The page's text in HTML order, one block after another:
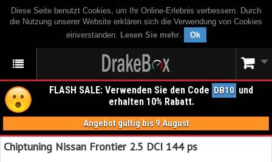
Diese Seite benutzt Cookies, um Ihr Online-Erlebnis verbessern. Durch
die Nutzung unserer Website erklären sich die Verwendung von Cookies
einverstanden. Lesen Sie mehr. Ok
FLASH SALE: Verwenden Sie den Code DB10 und
erhalten 10% Rabatt.
Angebot gültig bis 9 August
Chiptuning Nissan Frontier 2.5 DCI 144 ps